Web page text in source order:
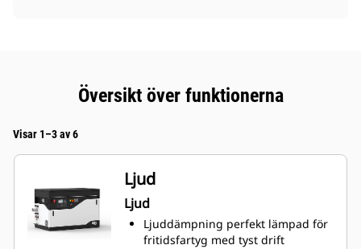
Översikt över funktionerna
Visar 1–3 av 6
Ljud
Ljud
Ljuddämpning perfekt lämpad för
fritidsfartyg med tyst drift